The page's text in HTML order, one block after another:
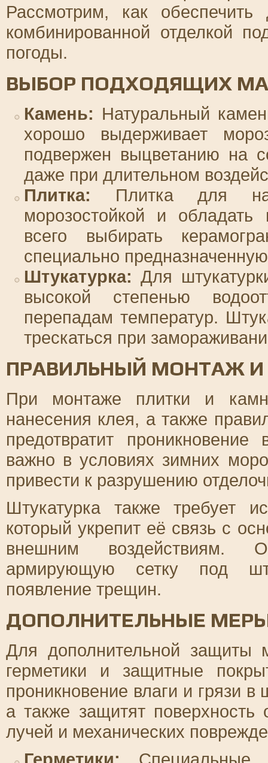
Рассмотрим, как обеспечить
комбинированной отделкой
погоды.
ВЫБОР ПОДХОДЯЩИХ
Камень: Натуральный
хорошо выдерживает
подвержен выцветанию на
даже при длительном
Плитка: Плитка для
морозостойкой и
всего выбирать
специально
Штукатурка: Для
высокой степенью
перепадам температур.
трескаться при
ПРАВИЛЬНЫЙ МОНТАЖ И
При монтаже плитки и
нанесения клея, а также
предотвратит
важно в условиях зимних
привести к разрушению
Штукатурка также требует
который укрепит её связь с
внешним воздействиям.
армирующую сетку под
появление трещин.
ДОПОЛНИТЕЛЬНЫЕ
Для дополнительной защиты
герметики и защитные
проникновение влаги и грязи
а также защитят поверхность
лучей и механических
Герметики: Специальные